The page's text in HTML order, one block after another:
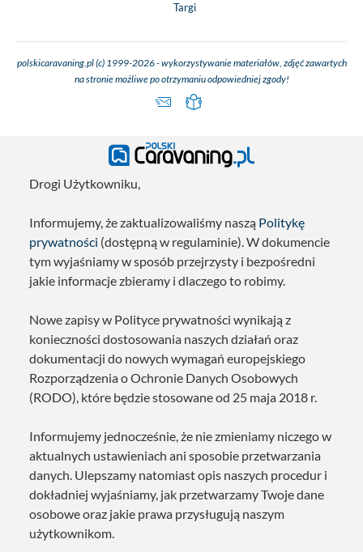
Targi
polskicaravaning.pl (c) 1999-2026 - wykorzystywanie materiałów, zdjęć zawartych
na stronie możliwe po otrzymaniu odpowiedniej zgody!
Drogi Użytkowniku,
Informujemy, że zaktualizowaliśmy naszą Politykę
prywatności (dostępną w regulaminie). W dokumencie
tym wyjaśniamy w sposób przejrzysty i bezpośredni
jakie informacje zbieramy i dlaczego to robimy.
Nowe zapisy w Polityce prywatności wynikają z
konieczności dostosowania naszych działań oraz
dokumentacji do nowych wymagań europejskiego
Rozporządzenia o Ochronie Danych Osobowych
(RODO), które będzie stosowane od 25 maja 2018 r.
Informujemy jednocześnie, że nie zmieniamy niczego w
aktualnych ustawieniach ani sposobie przetwarzania
danych. Ulepszamy natomiast opis naszych procedur i
dokładniej wyjaśniamy, jak przetwarzamy Twoje dane
osobowe oraz jakie prawa przysługują naszym
użytkownikom.